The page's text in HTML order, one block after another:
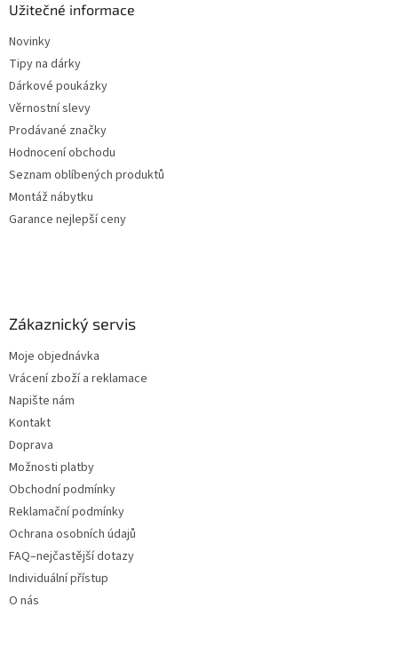
Užitečné informace
Novinky
Tipy na dárky
Dárkové poukázky
Věrnostní slevy
Prodávané značky
Hodnocení obchodu
Seznam oblíbených produktů
Montáž nábytku
Garance nejlepší ceny
Zákaznický servis
Moje objednávka
Vrácení zboží a reklamace
Napište nám
Kontakt
Doprava
Možnosti platby
Obchodní podmínky
Reklamační podmínky
Ochrana osobních údajů
FAQ–nejčastější dotazy
Individuální přístup
O nás